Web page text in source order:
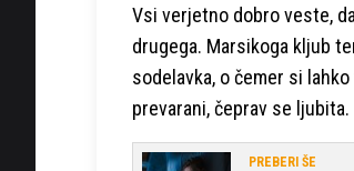
Vsi verjetno dobro veste,
drugega. Marsikoga kljub
sodelavka, o čemer si
prevarani, čeprav se ljubita.
PREBERI ŠE